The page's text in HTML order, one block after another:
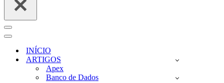
Menu
de
navegação
Menu
navegaçãoINÍCIO
ARTIGOS
Apex
Banco de Dados